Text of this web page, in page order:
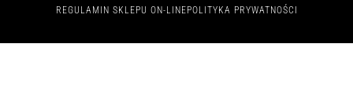
REGULAMIN SKLEPU ON-LINEPOLITYKA PRYWATNOŚCI